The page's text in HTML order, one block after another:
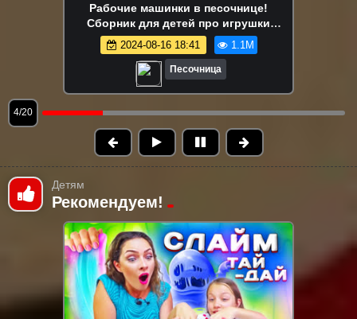
Маша Капуки Кануки и игрушки в
песочнице — Развивающее видео для
самых маленьких
2024-08-16 18:41 1.1M
Песочница
5/20
Детям
Рекомендуем!